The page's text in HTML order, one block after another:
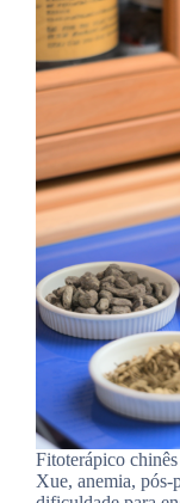
Fitoterápico
Xue, anemia, pós-